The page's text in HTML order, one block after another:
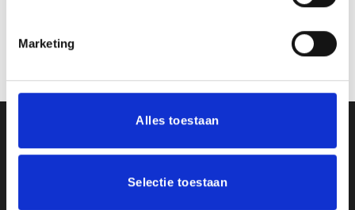
Marketing
Alles toestaan
Selectie toestaan
Toevoegen aan Toevoegen aan
Van Zanden Sportprijzen